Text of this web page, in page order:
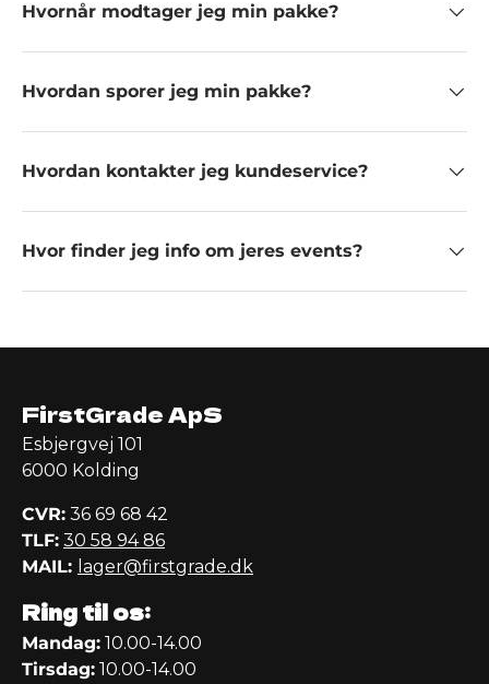
Hvornår modtager jeg min pakke?
Hvordan sporer jeg min pakke?
Hvordan kontakter jeg kundeservice?
Hvor finder jeg info om jeres events?
FirstGrade ApS
Esbjergvej 101
6000 Kolding
CVR: 36 69 68 42
TLF: 30 58 94 86
MAIL: lager@firstgrade.dk
Ring til os:
Mandag: 10.00-14.00
Tirsdag: 10.00-14.00